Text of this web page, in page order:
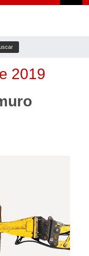
2019